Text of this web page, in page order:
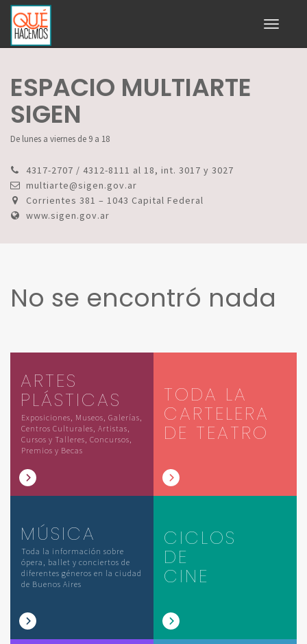
Toggle
ESPACIO MULTIARTE
SIGEN
De lunes a viernes de 9 a 18
4317-2707 / 4312-8111 al 18, int. 3017 y 3027
multiarte@sigen.gov.ar
Corrientes 381 – 1043 Capital Federal
www.sigen.gov.ar
No se encontró nada
ARTES
PLÁSTICAS
Exposiciones, Museos, Galerías,
Centros Culturales, Artistas,
Cursos y Talleres, Concursos,
Premios y Becas
TODA LA
CARTELERA
DE TEATRO
MÚSICA
Toda la información sobre
ópera, ballet y conciertos de
diferentes géneros en la ciudad
de Buenos Aires
CICLOS
DE
CINE